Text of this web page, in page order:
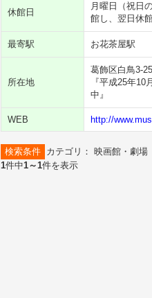
休館日
月曜日（祝日
館し、翌日休
最寄駅 お花茶屋駅
所在地
葛飾区白鳥3-
『平成25年
中』
WEB http://
検索条件 カテゴリ： 映画館・劇
1件中1～1件を表示